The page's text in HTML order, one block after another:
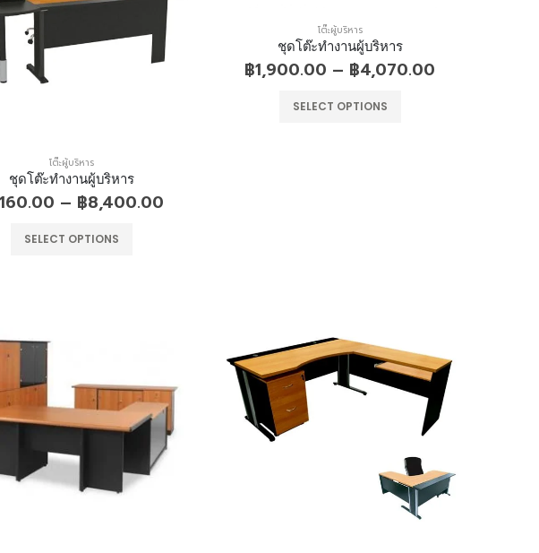
โต๊ะผู้บริหาร
ชุดโต๊ะทำงานผู้บริหาร
– ฿8,400.00
SELECT OPTIONS
โต๊ะผู้บริหาร
ชุดโต๊ะทำงานผู้บริหาร
฿1,900.00 – ฿4,070.00
SELECT OPTIONS
หนา 9 นิ้ว
ที่นอนใยมะพร้าว+ฟองน้ำ
–
–
0out of 5
฿
ที่นอนสปริง หนา 9 นิ้ว
0฿
฿2,890.00 –
฿3,960.00